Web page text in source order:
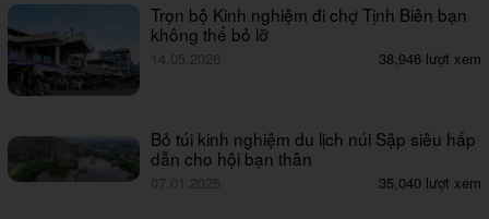
Trọn bộ Kinh nghiệm đi chợ Tịnh Biên bạn
không thể bỏ lỡ
14.05.2026 38,946 lượt xem
Bỏ túi kinh nghiệm du lịch núi Sập siêu hấp
dẫn cho hội bạn thân
07.01.2025 35,040 lượt xem